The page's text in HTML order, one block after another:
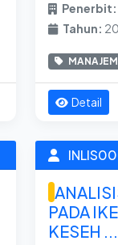
Penerbit:
Tahun:
Detail
PADA
KESEH ...